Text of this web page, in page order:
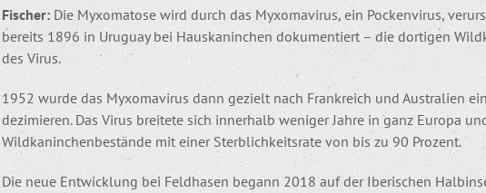
Fischer: Die Myxomatose wird durch das Myxomavirus, ein Pockenvirus,
bereits 1896 in Uruguay bei Hauskaninchen dokumentiert – die dortigen
des Virus.
1952 wurde das Myxomavirus dann gezielt nach Frankreich und Australien
dezimieren. Das Virus breitete sich innerhalb weniger Jahre in ganz Europa
Wildkaninchenbestände mit einer Sterblichkeitsrate von bis zu 90 Prozent.
Die neue Entwicklung bei Feldhasen begann 2018 auf der Iberischen